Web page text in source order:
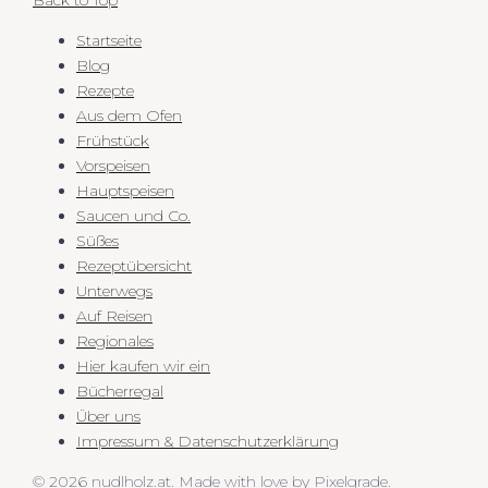
Startseite
Blog
Rezepte
Aus dem Ofen
Frühstück
Vorspeisen
Hauptspeisen
Saucen und Co.
Süßes
Rezeptübersicht
Unterwegs
Auf Reisen
Regionales
Hier kaufen wir ein
Bücherregal
Über uns
Impressum & Datenschutzerklärung
© 2026 nudlholz.at. Made with love by Pixelgrade.